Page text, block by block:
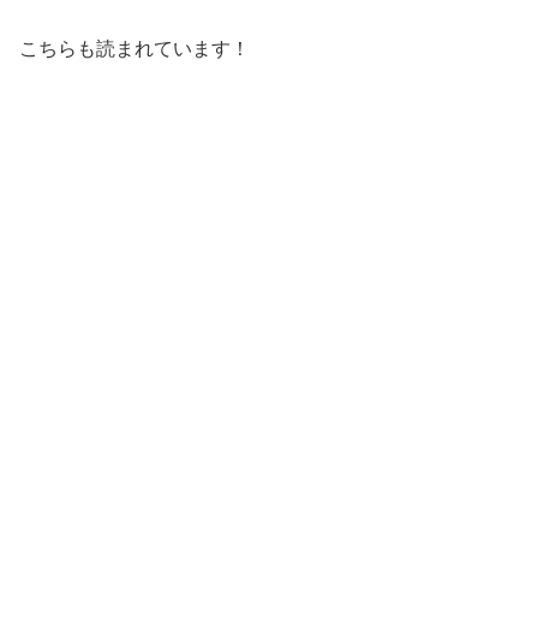
こちらも読まれています！